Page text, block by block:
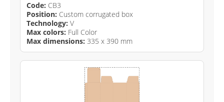
Code: CB3
Position: Custom corrugated box
Technology: V
Max colors: Full Color
Max dimensions: 335 x 390 mm